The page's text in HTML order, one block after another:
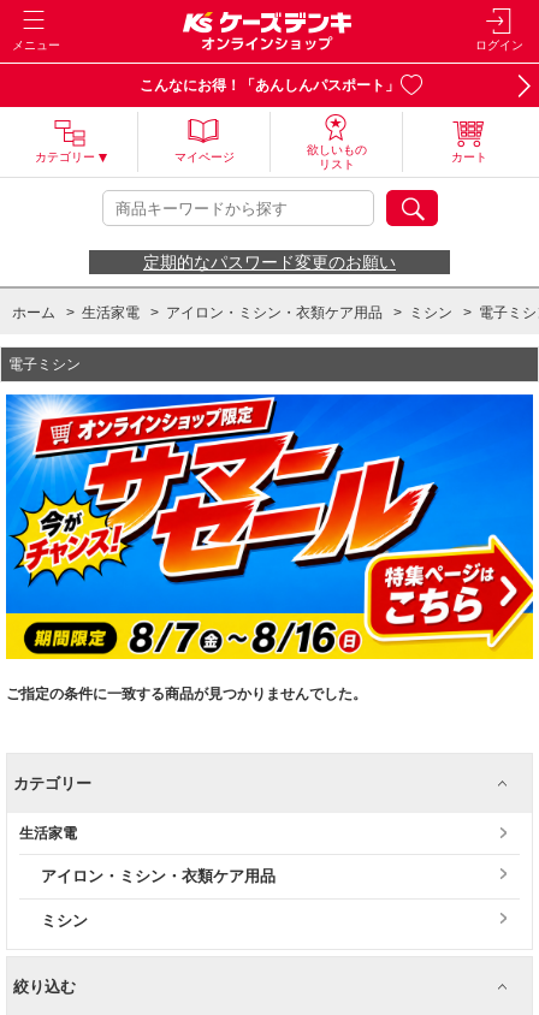
メニュー ログイン
こんなにお得！「あんしんパスポート」
カテゴリー マイページ
欲しいもの
リスト
カート
定期的なパスワード変更のお願い
ホーム > 生活家電 > アイロン・ミシン・衣類ケア用品 > ミシン > 電子ミ
電子ミシン
ご指定の条件に一致する商品が見つかりませんでした。
カテゴリー
生活家電
アイロン・ミシン・衣類ケア用品
ミシン
絞り込む